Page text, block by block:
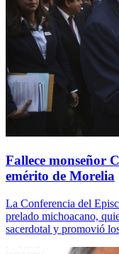
Fallece monseñor
emérito de Morelia
La Conferencia del
prelado michoacano,
sacerdotal y promovió